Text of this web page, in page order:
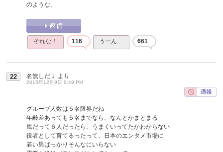
のような。
それな！ 116 うーん… 661
22 名無しだＪ より
2015年12月9日 9:49 PM
グループ人数は５名限界だね
年齢差あっても５名までなら、なんとかまとまる
嵐だって６人だったら、うまくいってたかわからない
役者として育てるったって、日本のエンタメ市場に
若い男ばっかりそんなにいらない